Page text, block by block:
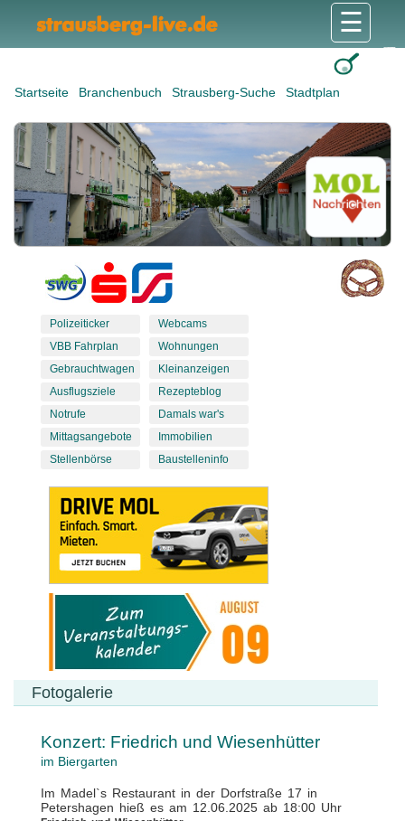
Startseite Branchenbuch Strausberg-Suche Stadtplan
☰
Polizeiticker
VBB Fahrplan
Gebrauchtwagen
Ausflugsziele
Notrufe
Mittagsangebote
Stellenbörse
Webcams
Wohnungen
Kleinanzeigen
Rezepteblog
Damals war's
Immobilien
Baustelleninfo
Fotogalerie
Konzert: Friedrich und Wiesenhütter
im Biergarten
Im Madel`s Restaurant in der Dorfstraße 17 in
Petershagen hieß es am 12.06.2025 ab 18:00 Uhr